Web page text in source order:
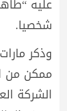
عليه
شخصيا.
وذكر
ممكن من
الشركة